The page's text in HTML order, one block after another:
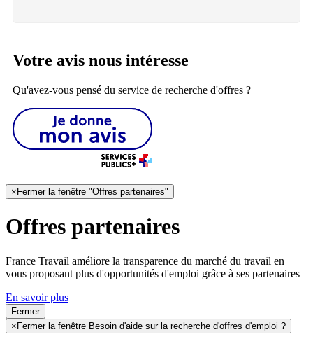
Votre avis nous intéresse
Qu'avez-vous pensé du service de recherche d'offres ?
× Fermer la fenêtre "Offres partenaires"
Offres partenaires
France Travail améliore la transparence du marché du travail en
vous proposant plus d'opportunités d'emploi grâce à ses partenaires
En savoir plus
Fermer
× Fermer la fenêtre Besoin d'aide sur la recherche d'offres d'emploi ?